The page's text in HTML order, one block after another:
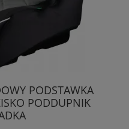
PODSTAWKA
PODDUPNIK